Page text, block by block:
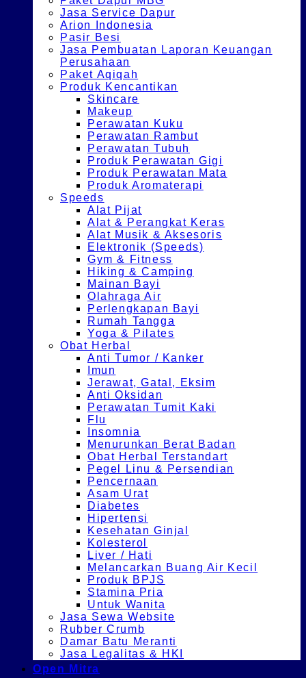
Jasa Service Dapur
Arion Indonesia
Pasir Besi
Jasa Pembuatan Laporan Keuangan
Perusahaan
Paket Aqiqah
Produk Kencantikan
Skincare
Makeup
Perawatan Kuku
Perawatan Rambut
Perawatan Tubuh
Produk Perawatan Gigi
Produk Perawatan Mata
Produk Aromaterapi
Speeds
Alat Pijat
Alat & Perangkat Keras
Alat Musik & Aksesoris
Elektronik (Speeds)
Gym & Fitness
Hiking & Camping
Mainan Bayi
Olahraga Air
Perlengkapan Bayi
Rumah Tangga
Yoga & Pilates
Obat Herbal
Anti Tumor / Kanker
Imun
Jerawat, Gatal, Eksim
Anti Oksidan
Perawatan Tumit Kaki
Flu
Insomnia
Menurunkan Berat Badan
Obat Herbal Terstandart
Pegel Linu & Persendian
Pencernaan
Asam Urat
Diabetes
Hipertensi
Kesehatan Ginjal
Kolesterol
Liver / Hati
Melancarkan Buang Air Kecil
Produk BPJS
Stamina Pria
Untuk Wanita
Jasa Sewa Website
Rubber Crumb
Damar Batu Meranti
Jasa Legalitas & HKI
Open Mitra